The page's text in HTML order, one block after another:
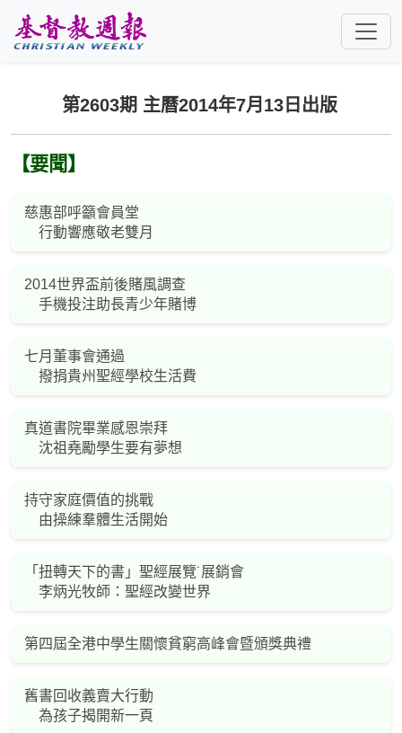
第2603期 主曆2014年7月13日出版
【要聞】
慈惠部呼籲會員堂
行動響應敬老雙月
2014世界盃前後賭風調查
手機投注助長青少年賭博
七月董事會通過
撥捐貴州聖經學校生活費
真道書院畢業感恩崇拜
沈祖堯勵學生要有夢想
持守家庭價值的挑戰
由操練羣體生活開始
「扭轉天下的書」聖經展覽˙展銷會
李炳光牧師：聖經改變世界
第四屆全港中學生關懷貧窮高峰會暨頒獎典禮
舊書回收義賣大行動
為孩子揭開新一頁